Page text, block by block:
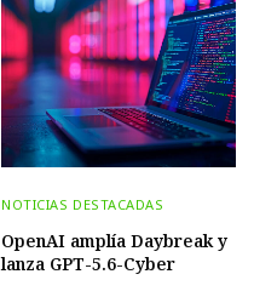
NOTICIAS DESTACADAS
OpenAI amplía Daybreak y
lanza GPT-5.6-Cyber